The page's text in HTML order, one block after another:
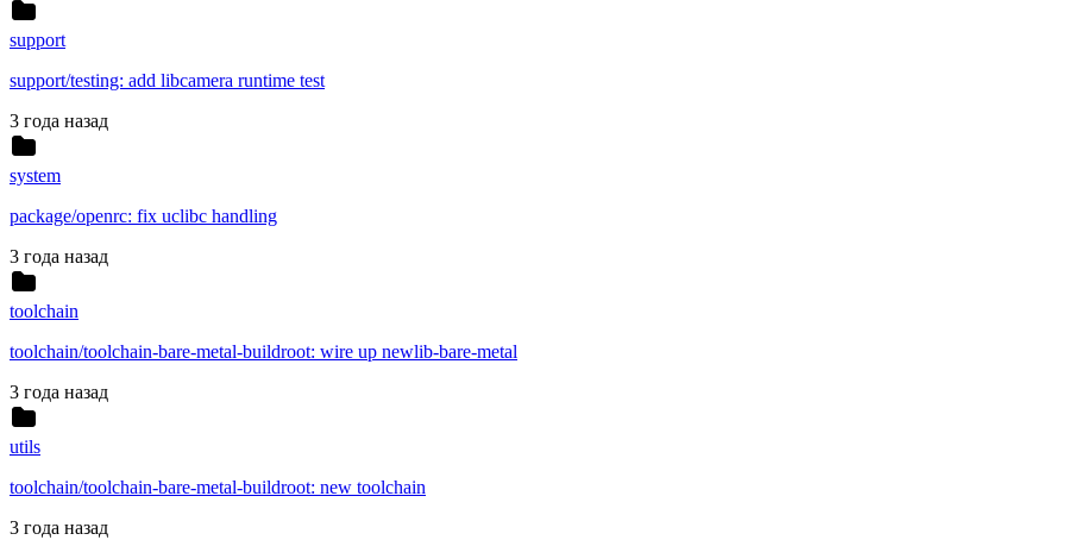
support
support/testing: add libcamera runtime test
3 года назад
system
package/openrc: fix uclibc handling
3 года назад
toolchain
toolchain/toolchain-bare-metal-buildroot: wire up newlib-bare-metal
3 года назад
utils
toolchain/toolchain-bare-metal-buildroot: new toolchain
3 года назад